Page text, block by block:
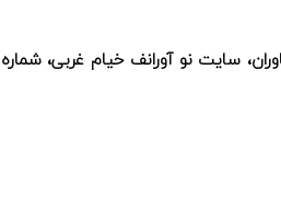
شهرک صنعتی خاوران، سایت نو آورانف خیام غربی، شماره